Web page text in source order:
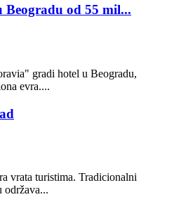
od 55 mil...
gradi hotel u Beogradu,
evra....
vrata turistima. Tradicionalni
održava...